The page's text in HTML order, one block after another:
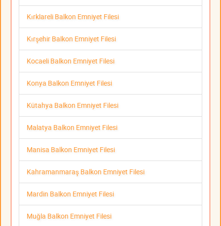
Kırklareli Balkon Emniyet Filesi
Kırşehir Balkon Emniyet Filesi
Kocaeli Balkon Emniyet Filesi
Konya Balkon Emniyet Filesi
Kütahya Balkon Emniyet Filesi
Malatya Balkon Emniyet Filesi
Manisa Balkon Emniyet Filesi
Kahramanmaraş Balkon Emniyet Filesi
Mardin Balkon Emniyet Filesi
Muğla Balkon Emniyet Filesi